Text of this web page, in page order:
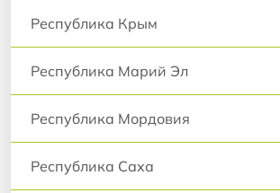
Республика Крым
Республика Марий Эл
Республика Мордовия
Республика Саха